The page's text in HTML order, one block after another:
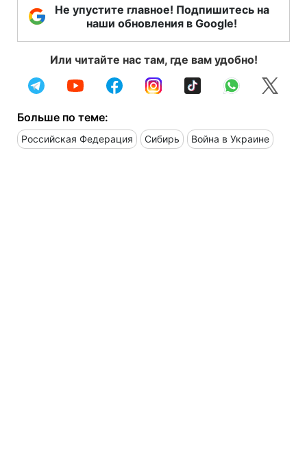
Не упустите главное! Подпишитесь на
наши обновления в Google!
Или читайте нас там, где вам удобно!
Больше по теме:
Российская Федерация Сибирь Война в Украине